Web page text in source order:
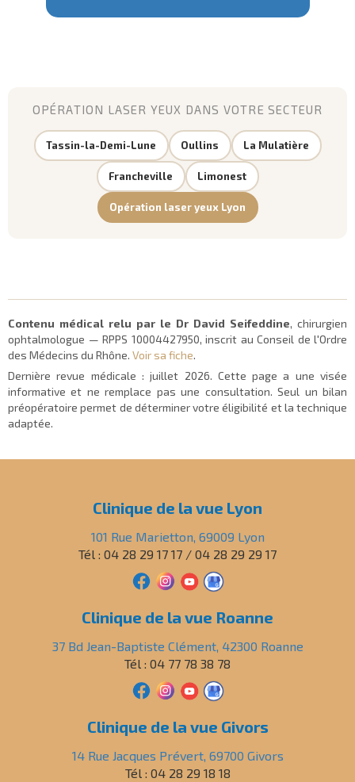
OPÉRATION LASER YEUX DANS VOTRE SECTEUR
Tassin-la-Demi-Lune Oullins La Mulatière
Francheville Limonest
Opération laser yeux Lyon
Contenu médical relu par le Dr David Seifeddine, chirurgien
ophtalmologue — RPPS 10004427950, inscrit au Conseil de l'Ordre
des Médecins du Rhône. Voir sa fiche.
Dernière revue médicale :juillet 2026. Cette page a une visée
informative et ne remplace pas une consultation. Seul un bilan
préopératoire permet de déterminer votre éligibilité et la technique
adaptée.
Clinique de la vue Lyon
101 Rue Marietton, 69009 Lyon
Tél : 04 28 29 17 17 / 04 28 29 29 17
Clinique de la vue Roanne
37 Bd Jean-Baptiste Clément, 42300 Roanne
Tél : 04 77 78 38 78
Clinique de la vue Givors
14 Rue Jacques Prévert, 69700 Givors
Tél : 04 28 29 18 18